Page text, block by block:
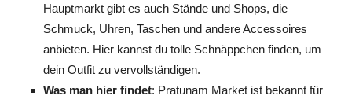
Hauptmarkt gibt es auch Stände und Shops, die
Schmuck, Uhren, Taschen und andere Accessoires
anbieten. Hier kannst du tolle Schnäppchen finden, um
dein Outfit zu vervollständigen.
Was man hier findet: Pratunam Market ist bekannt für